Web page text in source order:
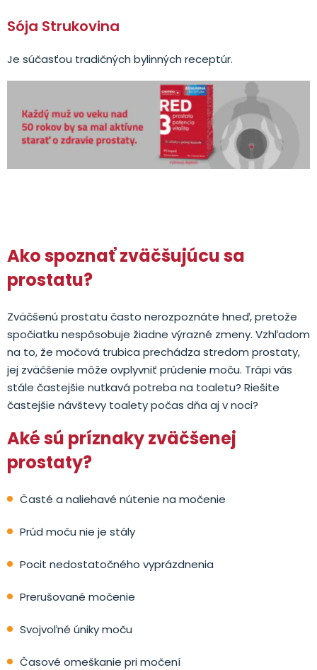
Sója Strukovina
Je súčasťou tradičných bylinných receptúr.
Ako spoznať zväčšujúcu sa
prostatu?
Zväčšenú prostatu často nerozpoznáte hneď, pretože
spočiatku nespôsobuje žiadne výrazné zmeny. Vzhľadom
na to, že močová trubica prechádza stredom prostaty,
jej zväčšenie môže ovplyvniť prúdenie moču. Trápi vás
stále častejšie nutkavá potreba na toaletu? Riešite
častejšie návštevy toalety počas dňa aj v noci?
Aké sú príznaky zväčšenej
prostaty?
Časté a naliehavé nútenie na močenie
Prúd moču nie je stály
Pocit nedostatočného vyprázdnenia
Prerušované močenie
Svojvoľné úniky moču
Časové omeškanie pri močení